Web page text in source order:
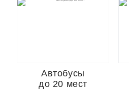
Автобусы
до 20 мест